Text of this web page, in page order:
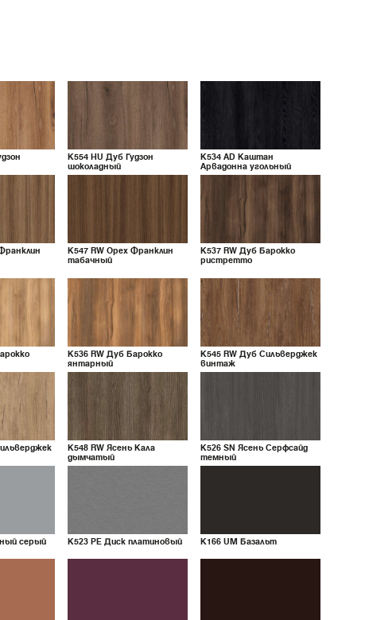
K554HUДуб Гудзон
шоколадный
K534ADКаштан
Арвадонна угольный
K547RWОрех Франклин
табачный
K537RWДуб Барокко
ристретто
K536RWДуб Барокко
янтарный
K545RWДуб Сильверджек
винтаж
K548RWЯсень Кала
дымчатый
K526SN Ясень Серфсайд
темный
серый K523PEДиск платиновый K166UM Базальт